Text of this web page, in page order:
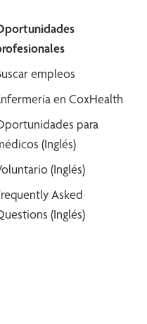
empleos
en CoxHealth
para
(Inglés)
(Inglés)
Asked
(Inglés)